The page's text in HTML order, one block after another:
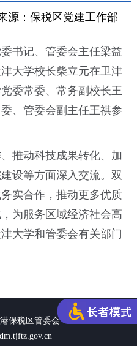
源：保税区党建工作部
书记、管委会主任梁益
大学校长柴立元在卫津
委常委、常务副校长王
、管委会副主任王祺参
推动科技成果转化、加
设等方面深入交流。双
实合作，推动更多优质
为服务区域经济社会高
大学和管委会有关部门
保税区管委会